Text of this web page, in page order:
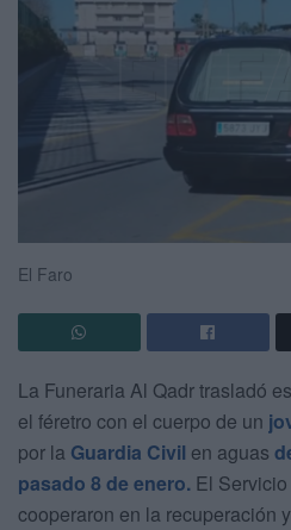
El Faro
La Funeraria Al Qadr trasladó
el féretro con el cuerpo de un
por la Guardia Civil en aguas
pasado 8 de enero. El
cooperaron en la recuperación